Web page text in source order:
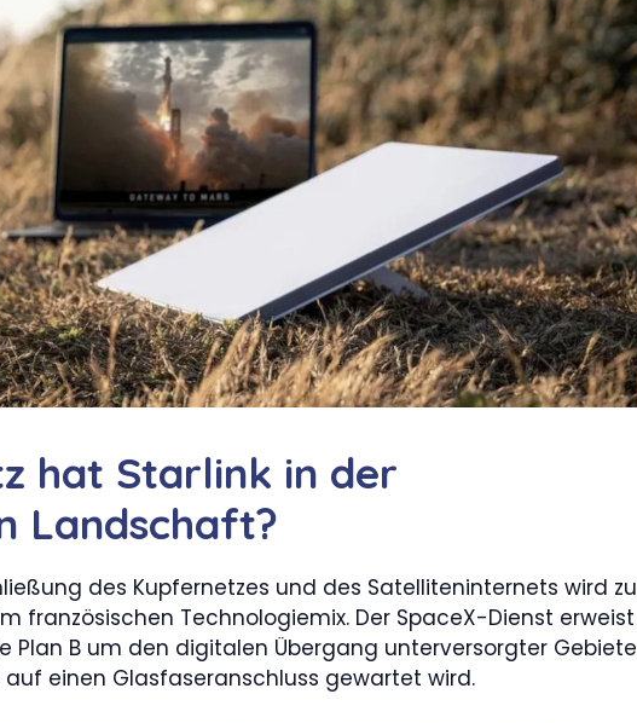
hat Starlink in der
Landschaft?
des Kupfernetzes und des Satelliteninternets wird zu
französischen Technologiemix. Der SpaceX-Dienst erweist
Plan B um den digitalen Übergang unterversorgter Gebiete
einen Glasfaseranschluss gewartet wird.